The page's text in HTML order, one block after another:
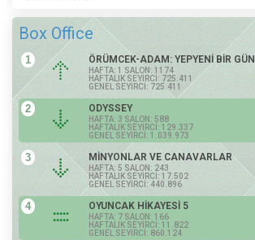
Box Office
1 ÖRÜMCEK-ADAM: YEPYENİ BİR GÜN
HAFTA: 1 SALON: 1174
HAFTALIK SEYİRCİ: 725.411
GENEL SEYİRCİ: 725.411
2 ODYSSEY
HAFTA: 3 SALON: 588
HAFTALIK SEYİRCİ: 129.337
GENEL SEYİRCİ: 1.039.973
3 MİNYONLAR VE CANAVARLAR
HAFTA: 5 SALON: 243
HAFTALIK SEYİRCİ: 17.502
GENEL SEYİRCİ: 440.896
4 OYUNCAK HİKAYESİ 5
HAFTA: 7 SALON: 166
HAFTALIK SEYİRCİ: 11.822
GENEL SEYİRCİ: 860.124